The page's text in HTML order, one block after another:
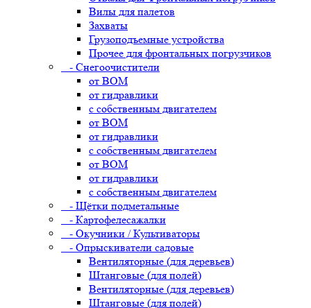
Вилы для палетов
Захваты
Грузоподъемные устройства
Прочее для фронтальных погрузчиков
- Снегоочистители
от ВОМ
от гидравлики
с собственным двигателем
от ВОМ
от гидравлики
с собственным двигателем
от ВОМ
от гидравлики
с собственным двигателем
- Щётки подметальные
- Картофелесажалки
- Окучники / Культиваторы
- Опрыскиватели садовые
Вентиляторные (для деревьев)
Штанговые (для полей)
Вентиляторные (для деревьев)
Штанговые (для полей)